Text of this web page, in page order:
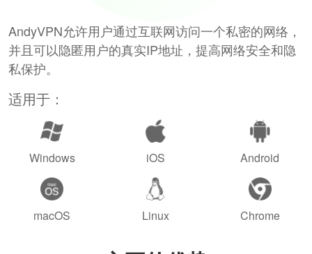
AndyVPN允许用户通过互联网访问一个私密的网络，
并且可以隐匿用户的真实IP地址，提高网络安全和隐
私保护。
适用于：
Windows iOS Android
macOS Linux Chrome